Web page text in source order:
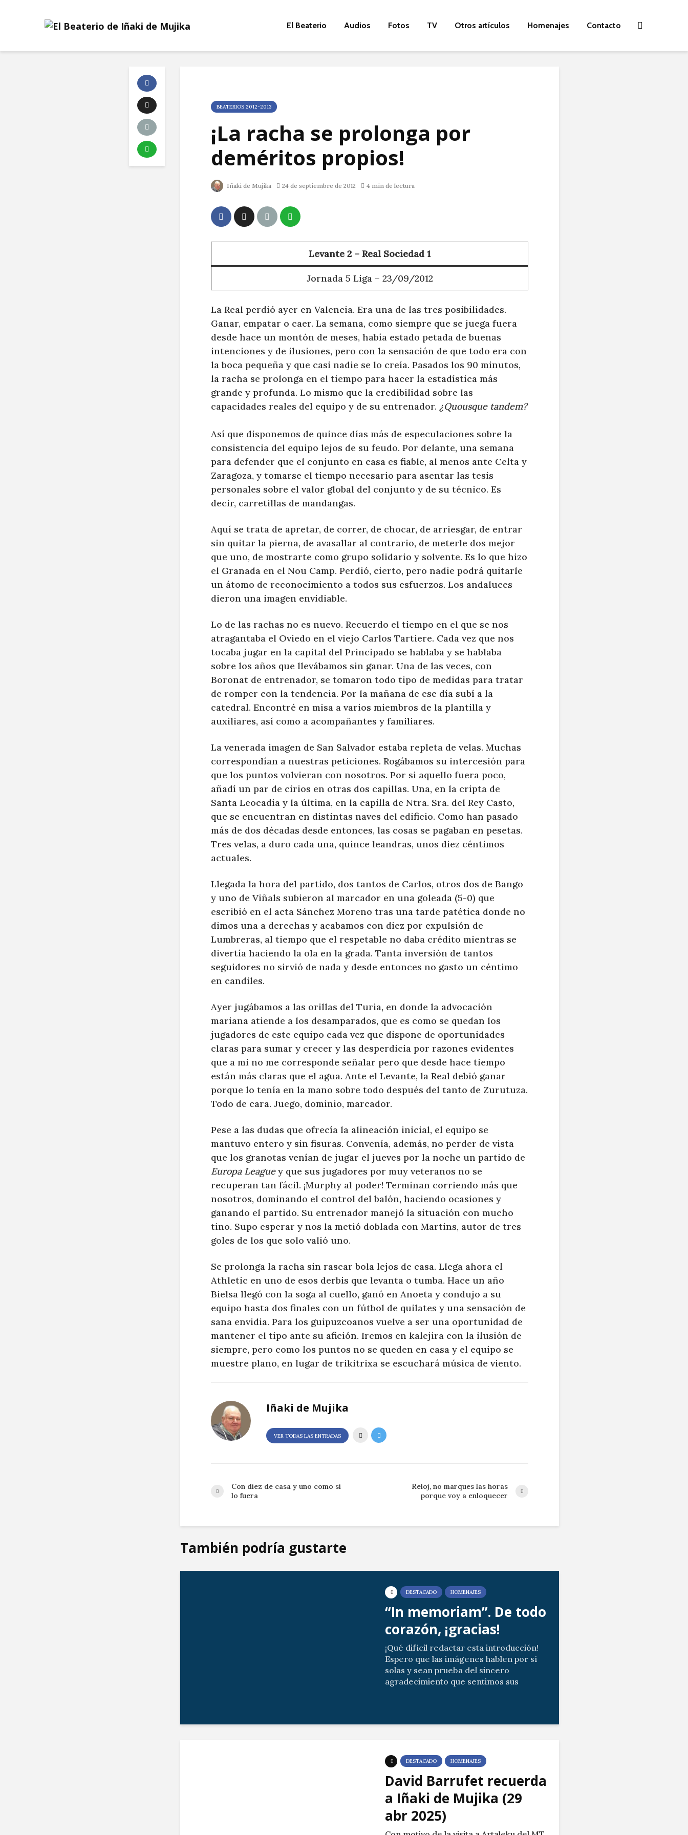
El Beaterio Audios Fotos TV Otros artículos Homenajes Contacto
BEATERIOS 2012-2013
¡La racha se prolonga por
deméritos propios!
Iñaki de Mujika 24 de septiembre de 2012 4 min de lectura
Levante 2 – Real Sociedad 1
Jornada 5 Liga – 23/09/2012
La Real perdió ayer en Valencia. Era una de las tres posibilidades.
Ganar, empatar o caer. La semana, como siempre que se juega fuera
desde hace un montón de meses, había estado petada de buenas
intenciones y de ilusiones, pero con la sensación de que todo era con
la boca pequeña y que casi nadie se lo creía. Pasados los 90 minutos,
la racha se prolonga en el tiempo para hacer la estadística más
grande y profunda. Lo mismo que la credibilidad sobre las
capacidades reales del equipo y de su entrenador. ¿Quousque tandem?
Así que disponemos de quince días más de especulaciones sobre la
consistencia del equipo lejos de su feudo. Por delante, una semana
para defender que el conjunto en casa es fiable, al menos ante Celta y
Zaragoza, y tomarse el tiempo necesario para asentar las tesis
personales sobre el valor global del conjunto y de su técnico. Es
decir, carretillas de mandangas.
Aquí se trata de apretar, de correr, de chocar, de arriesgar, de entrar
sin quitar la pierna, de avasallar al contrario, de meterle dos mejor
que uno, de mostrarte como grupo solidario y solvente. Es lo que hizo
el Granada en el Nou Camp. Perdió, cierto, pero nadie podrá quitarle
un átomo de reconocimiento a todos sus esfuerzos. Los andaluces
dieron una imagen envidiable.
Lo de las rachas no es nuevo. Recuerdo el tiempo en el que se nos
atragantaba el Oviedo en el viejo Carlos Tartiere. Cada vez que nos
tocaba jugar en la capital del Principado se hablaba y se hablaba
sobre los años que llevábamos sin ganar. Una de las veces, con
Boronat de entrenador, se tomaron todo tipo de medidas para tratar
de romper con la tendencia. Por la mañana de ese día subí a la
catedral. Encontré en misa a varios miembros de la plantilla y
auxiliares, así como a acompañantes y familiares.
La venerada imagen de San Salvador estaba repleta de velas. Muchas
correspondían a nuestras peticiones. Rogábamos su intercesión para
que los puntos volvieran con nosotros. Por si aquello fuera poco,
añadí un par de cirios en otras dos capillas. Una, en la cripta de
Santa Leocadia y la última, en la capilla de Ntra. Sra. del Rey Casto,
que se encuentran en distintas naves del edificio. Como han pasado
más de dos décadas desde entonces, las cosas se pagaban en pesetas.
Tres velas, a duro cada una, quince leandras, unos diez céntimos
actuales.
Llegada la hora del partido, dos tantos de Carlos, otros dos de Bango
y uno de Viñals subieron al marcador en una goleada (5-0) que
escribió en el acta Sánchez Moreno tras una tarde patética donde no
dimos una a derechas y acabamos con diez por expulsión de
Lumbreras, al tiempo que el respetable no daba crédito mientras se
divertía haciendo la ola en la grada. Tanta inversión de tantos
seguidores no sirvió de nada y desde entonces no gasto un céntimo
en candiles.
Ayer jugábamos a las orillas del Turia, en donde la advocación
mariana atiende a los desamparados, que es como se quedan los
jugadores de este equipo cada vez que dispone de oportunidades
claras para sumar y crecer y las desperdicia por razones evidentes
que a mi no me corresponde señalar pero que desde hace tiempo
están más claras que el agua. Ante el Levante, la Real debió ganar
porque lo tenía en la mano sobre todo después del tanto de Zurutuza.
Todo de cara. Juego, dominio, marcador.
Pese a las dudas que ofrecía la alineación inicial, el equipo se
mantuvo entero y sin fisuras. Convenía, además, no perder de vista
que los granotas venían de jugar el jueves por la noche un partido de
Europa Leaguey que sus jugadores por muy veteranos no se
recuperan tan fácil. ¡Murphy al poder! Terminan corriendo más que
nosotros, dominando el control del balón, haciendo ocasiones y
ganando el partido. Su entrenador manejó la situación con mucho
tino. Supo esperar y nos la metió doblada con Martins, autor de tres
goles de los que solo valió uno.
Se prolonga la racha sin rascar bola lejos de casa. Llega ahora el
Athletic en uno de esos derbis que levanta o tumba. Hace un año
Bielsa llegó con la soga al cuello, ganó en Anoeta y condujo a su
equipo hasta dos finales con un fútbol de quilates y una sensación de
sana envidia. Para los guipuzcoanos vuelve a ser una oportunidad de
mantener el tipo ante su afición. Iremos en kalejira con la ilusión de
siempre, pero como los puntos no se queden en casa y el equipo se
muestre plano, en lugar de trikitrixa se escuchará música de viento.
Iñaki de Mujika
VER TODAS LAS ENTRADAS
Con diez de casa y uno como si
lo fuera
Reloj, no marques las horas
porque voy a enloquecer
También podría gustarte
DESTACADO HOMENAJES
“In memoriam”. De todo
corazón, ¡gracias!
¡Qué difícil redactar esta introducción!
Espero que las imágenes hablen por sí
solas y sean prueba del sincero
agradecimiento que sentimos sus
DESTACADO HOMENAJES
David Barrufet recuerda
a Iñaki de Mujika (29
abr 2025)